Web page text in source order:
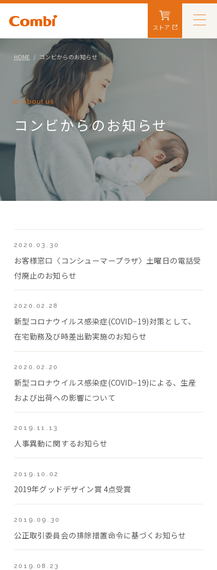
ストア
HOME コンビからのお知らせ
About us
コンビからのお知らせ
2020.03.30
お客様窓口〈コンシューマープラザ〉土曜日の電話受
付廃止のお知らせ
2020.02.28
新型コロナウイルス感染症(COVID−19)対策として、
在宅勤務及び時差出勤実施のお知らせ
2020.02.20
新型コロナウイルス感染症(COVID−19)による、生産
および出荷への影響について
2019.11.13
人事異動に関するお知らせ
2019.10.02
2019年グッドデザイン賞 4点受賞
2019.09.30
公正取引委員会の排除措置命令に基づくお知らせ
2019.08.23